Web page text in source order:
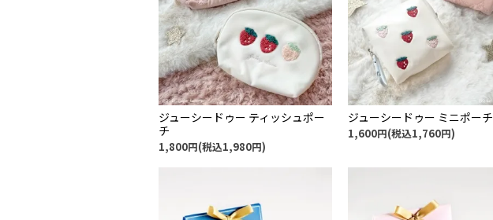
ジューシードゥー ティッシュポー
チ
1,800円(税込1,980円)
ジューシードゥー ミニポーチ
1,600円(税込1,760円)